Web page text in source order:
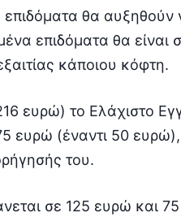
θα αυξηθούν
επιδόματα θα είναι
κάποιου κόφτη.
ευρώ) το Ελάχιστο
ευρώ (έναντι 50
του.
σε 125 ευρώ και